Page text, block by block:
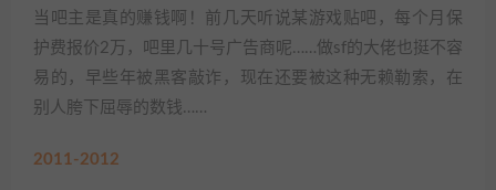
当吧主是真的赚钱啊！前几天听说某游戏贴吧，每个月保
护费报价2万，吧里几十号广告商呢……做sf的大佬也挺不容
易的，早些年被黑客敲诈，现在还要被这种无赖勒索，在
别人胯下屈辱的数钱……
2011-2012